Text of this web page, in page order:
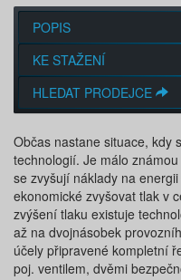
POPIS
KE STAŽENÍ
HLEDAT PRODEJCE
Občas nastane situace, kdy
technologií. Je málo
se zvyšují náklady na
ekonomické zvyšovat tlak v
zvýšení tlaku existuje
až na dvojnásobek
účely připravené kompletní
poj. ventilem, dvěmi